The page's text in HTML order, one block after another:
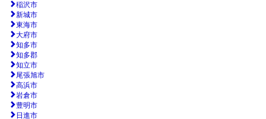
稲沢市
新城市
東海市
大府市
知多市
知多郡
知立市
尾張旭市
高浜市
岩倉市
豊明市
日進市